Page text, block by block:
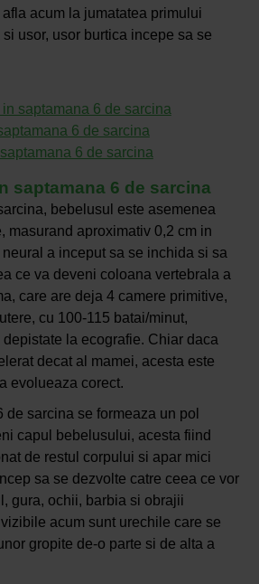
acum la jumatatea primului
usor, usor burtica incepe sa se
saptamana 6 de sarcina
6 de sarcina
6 de sarcina
saptamana 6 de sarcina
bebelusul este asemenea
masurand aproximativ 0,2 cm in
a inceput sa se inchida si sa
ce va deveni coloana vertebrala a
care are deja 4 camere primitive,
cu 100-115 batai/minut,
la ecografie. Chiar daca
decat al mamei, acesta este
evolueaza corect.
de sarcina se formeaza un pol
capul bebelusului, acesta fiind
de restul corpului si apar mici
sa se dezvolte catre ceea ce vor
gura, ochii, barbia si obrajii
acum sunt urechile care se
gropite de-o parte si de alta a